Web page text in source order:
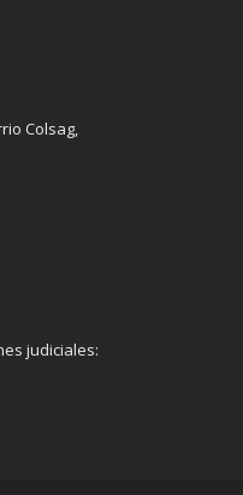
Colsag,
judiciales: